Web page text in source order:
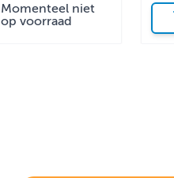
Momenteel niet
op voorraad